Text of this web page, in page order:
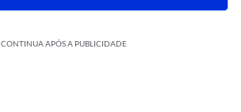
CONTINUA APÓS A PUBLICIDADE